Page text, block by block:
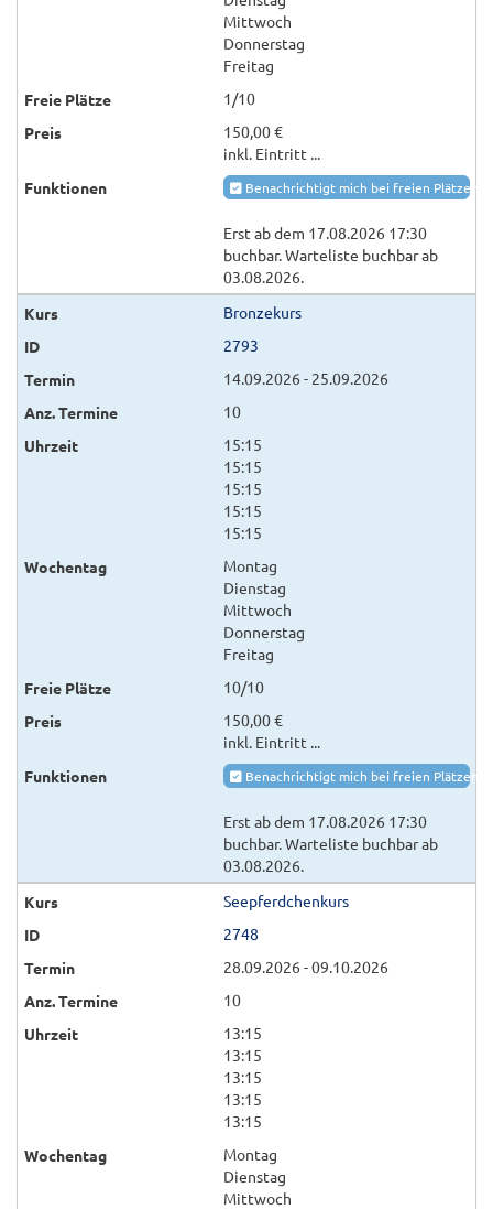
Mittwoch
Donnerstag
Freitag
1/10
150,00 €
inkl. Eintritt ...
Benachrichtigt mich bei freien Plätzen
Erst ab dem 17.08.2026 17:30
buchbar. Warteliste buchbar ab
03.08.2026.
Bronzekurs
2793
14.09.2026 - 25.09.2026
10
15:15
15:15
15:15
15:15
15:15
Montag
Dienstag
Mittwoch
Donnerstag
Freitag
10/10
150,00 €
inkl. Eintritt ...
Benachrichtigt mich bei freien Plätzen
Erst ab dem 17.08.2026 17:30
buchbar. Warteliste buchbar ab
03.08.2026.
Seepferdchenkurs
2748
28.09.2026 - 09.10.2026
10
13:15
13:15
13:15
13:15
13:15
Montag
Dienstag
Mittwoch